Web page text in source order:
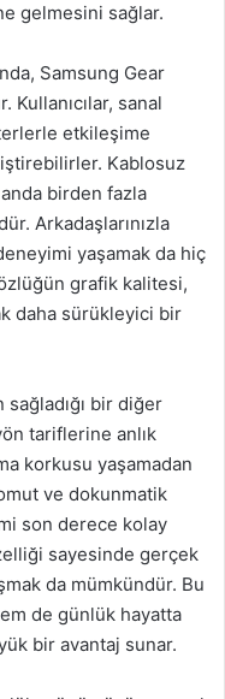
gelmesini sağlar.
Samsung Gear
Kullanıcılar, sanal
etkileşime
Kablosuz
birden fazla
Arkadaşlarınızla
yaşamak da hiç
grafik kalitesi,
daha sürükleyici bir
bir diğer
tariflerine anlık
korkusu yaşamadan
ve dokunmatik
son derece kolay
sayesinde gerçek
da mümkündür. Bu
de günlük hayatta
bir avantaj sunar.